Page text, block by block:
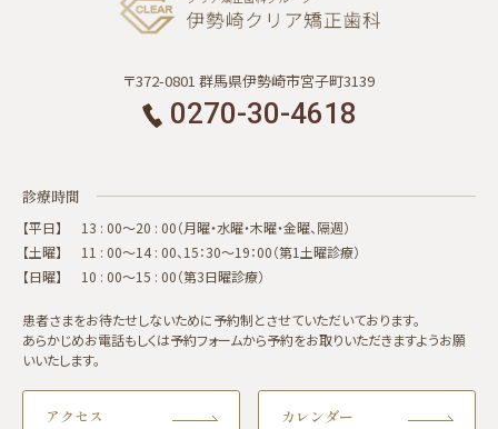
〒372-0801 群馬県伊勢崎市宮子町3139
0270-30-4618
診療時間
【平日】
13 : 00～20 : 00（月曜・水曜・木曜・金曜、隔週）
【土曜】
11 : 00～14 : 00、15：30～19：00（第1土曜診療）
【日曜】
10 : 00～15 : 00（第3日曜診療）
患者さまをお待たせしないために予約制とさせていただいております。
あらかじめお電話もしくは予約フォームから予約をお取りいただきますようお願
いいたします。
アクセス カレンダー